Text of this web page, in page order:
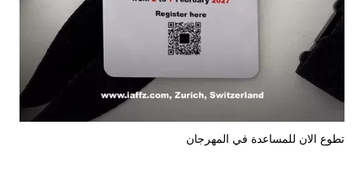
تطوع الان للمساعدة في المهرجان